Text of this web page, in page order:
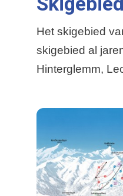
Het skigebied
skigebied al
Hinterglemm,